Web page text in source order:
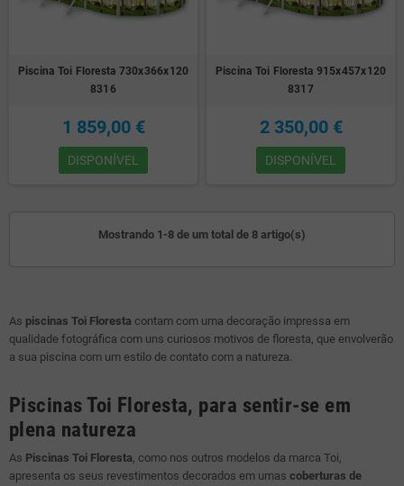
Piscina Toi Floresta 730x366x120
8316
1 859,00 €
DISPONÍVEL
Piscina Toi Floresta 915x457x120
8317
2 350,00 €
DISPONÍVEL
Mostrando 1-8 de um total de 8 artigo(s)
As piscinas Toi Floresta contam com uma decoração impressa em
qualidade fotográfica com uns curiosos motivos de floresta, que envolverão
a sua piscina com um estilo de contato com a natureza.
Piscinas Toi Floresta, para sentir-se em
plena natureza
As Piscinas Toi Floresta, como nos outros modelos da marca Toi,
apresenta os seus revestimentos decorados em umas coberturas de